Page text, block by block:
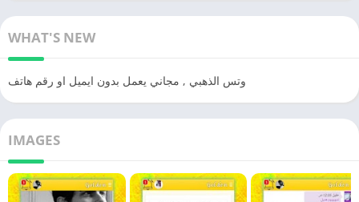
WHAT'S NEW
وتس الذهبي , مجاني يعمل بدون ايميل او رقم هاتف
IMAGES